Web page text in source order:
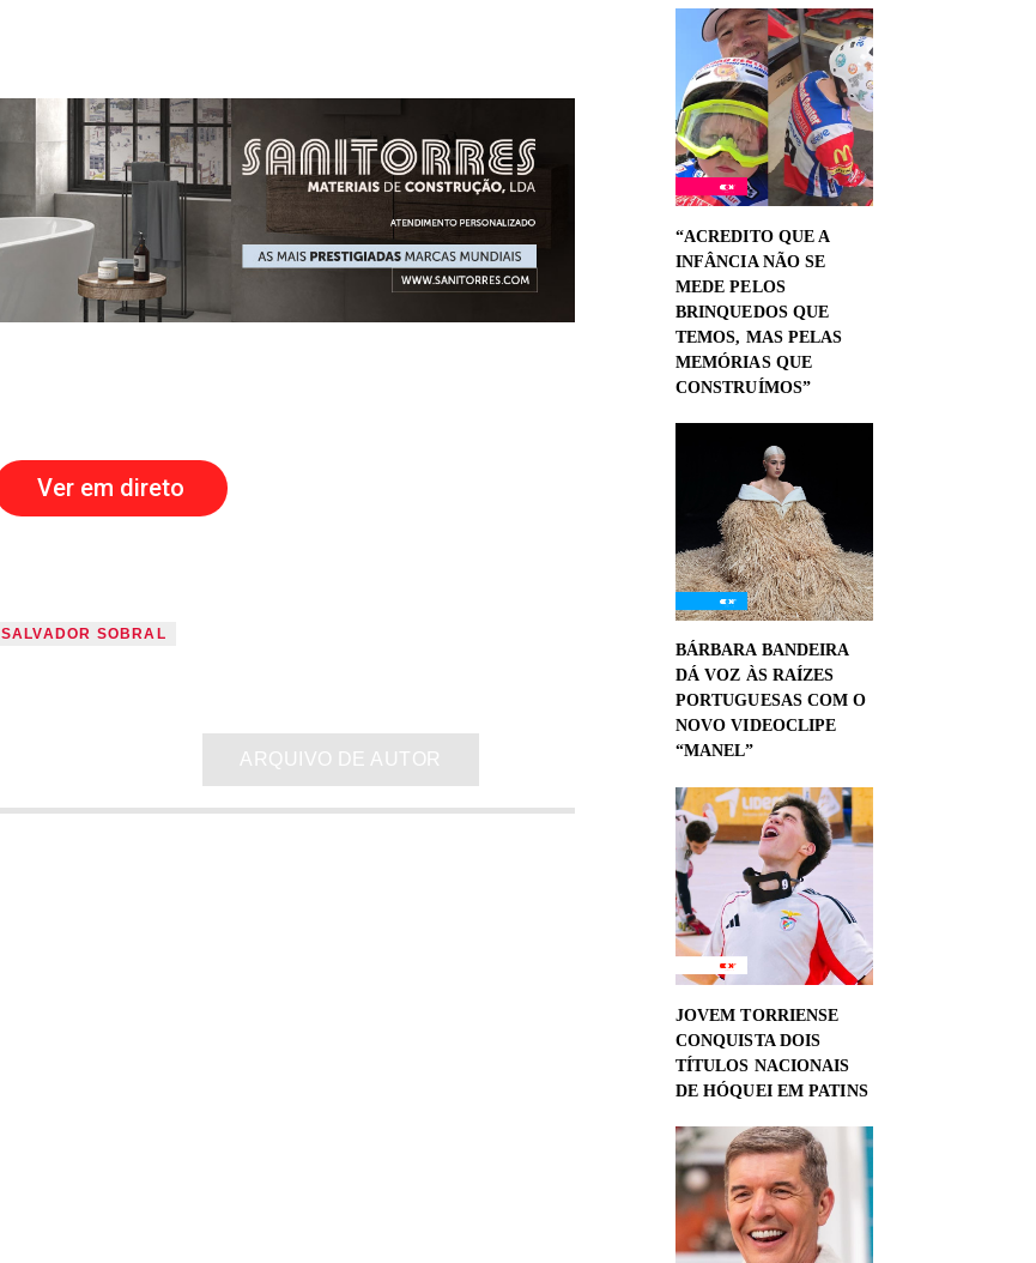
Ver em direto
SALVADOR SOBRAL
ARQUIVO DE AUTOR
“ACREDITO QUE A
INFÂNCIA NÃO SE
MEDE PELOS
BRINQUEDOS QUE
TEMOS, MAS PELAS
MEMÓRIAS QUE
CONSTRUÍMOS”
BÁRBARA BANDEIRA
DÁ VOZ ÀS RAÍZES
PORTUGUESAS COM O
NOVO VIDEOCLIPE
“MANEL”
JOVEM TORRIENSE
CONQUISTA DOIS
TÍTULOS NACIONAIS
DE HÓQUEI EM PATINS